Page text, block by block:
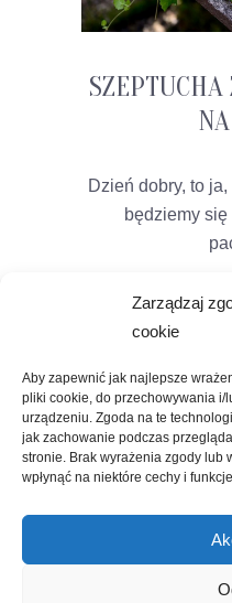
Zarządzaj
cookie
Aby zapewnić jak najlepsze
pliki cookie, do przechowywania
urządzeniu. Zgoda na te
jak zachowanie podczas
stronie. Brak wyrażenia zgody lub
wpłynąć na niektóre cechy i
Dzień dobry, to
będziemy